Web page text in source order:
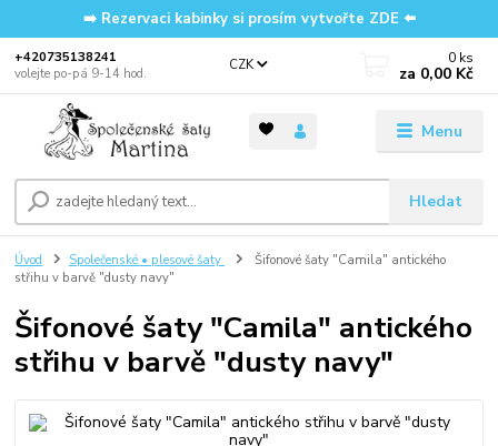
➡️ Rezervaci kabinky si prosím vytvořte ZDE ⬅️
Menu
CZK
Hledat
‭+420735138241
volejte po-pá 9-14 hod.
0 ks
za 0,00 Kč
Úvod Společenské • plesové šaty
Šifonové šaty "Camila" antického
střihu v barvě "dusty navy"
Šifonové šaty "Camila" antického
střihu v barvě "dusty navy"